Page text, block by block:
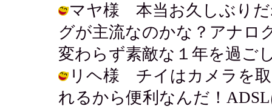
マヤ様 本当お久しぶりだ
グが主流なのかな？アナロ
変わらず素敵な１年を過ご
リヘ様 チイはカメラを
れるから便利なんだ！